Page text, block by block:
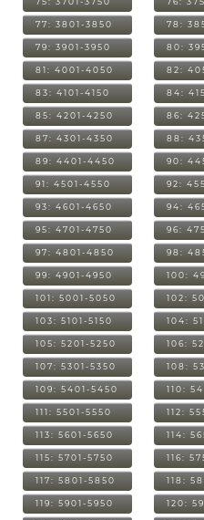
77: 3801-3850 78:
79: 3901-3950 80:
81: 4001-4050 82:
83: 4101-4150 84:
85: 4201-4250 86:
87: 4301-4350 88:
89: 4401-4450 90:
91: 4501-4550 92:
93: 4601-4650 94:
95: 4701-4750 96:
97: 4801-4850 98:
99: 4901-4950 100:
101: 5001-5050 102:
103: 5101-5150 104:
105: 5201-5250 106:
107: 5301-5350 108:
109: 5401-5450 110:
111: 5501-5550 112:
113: 5601-5650 114:
115: 5701-5750 116:
117: 5801-5850 118:
119: 5901-5950 120: